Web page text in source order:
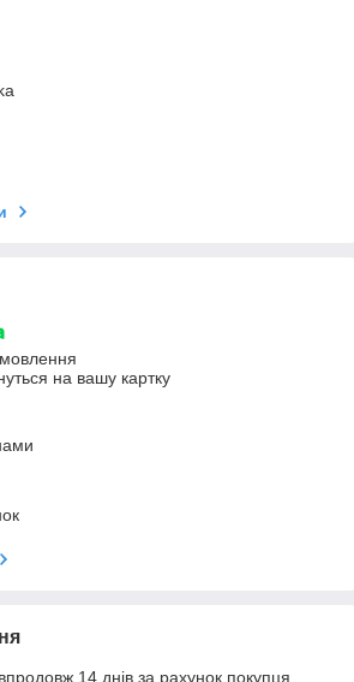
на вашу картку
14 днів за рахунок покупця